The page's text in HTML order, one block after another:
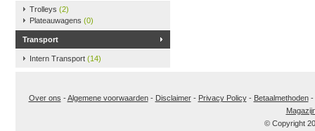
Trolleys (2)
Plateauwagens (0)
Transport
Intern Transport (14)
Over ons -Algemene voorwaarden- Disclaimer- Privacy Policy- Betaalmethoden-
© Copyright